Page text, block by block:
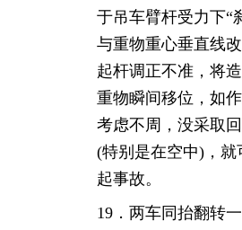
于吊车臂杆受力下“
与重物重心垂直线
起杆调正不准，将
重物瞬间移位，如
考虑不周，没采取
(特别是在空中)，就
起事故。
19．两车同抬翻转